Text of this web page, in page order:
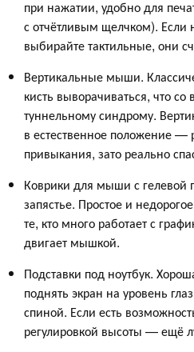
при нажатии, удобно для
с отчётливым щелчком).
выбирайте тактильные, они
Вертикальные мыши.
кисть выворачиваться, что
туннельному синдрому.
в естественное положение —
привыкания, зато реально
Коврики для мыши с гелевой
запястье. Простое и
те, кто много работает с
двигает мышкой.
Подставки под ноутбук.
поднять экран на уровень
спиной. Если есть
регулировкой высоты — ещё